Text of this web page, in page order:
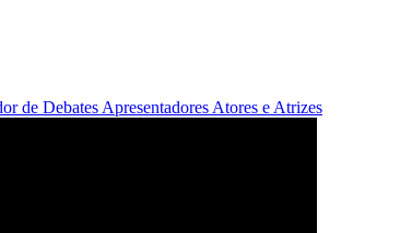
de Debates Apresentadores Atores e Atrizes